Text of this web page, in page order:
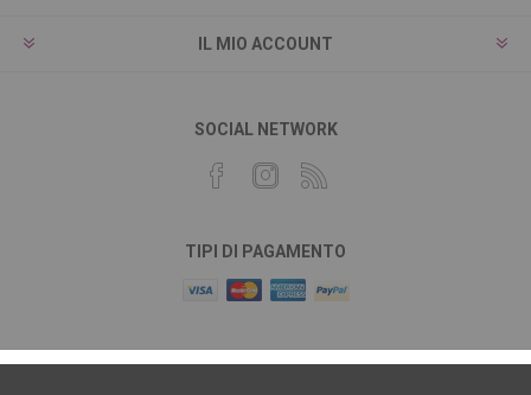
IL MIO ACCOUNT
SOCIAL NETWORK
TIPI DI PAGAMENTO